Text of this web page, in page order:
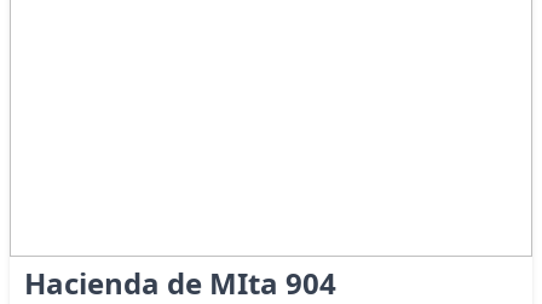
Hacienda de MIta 904